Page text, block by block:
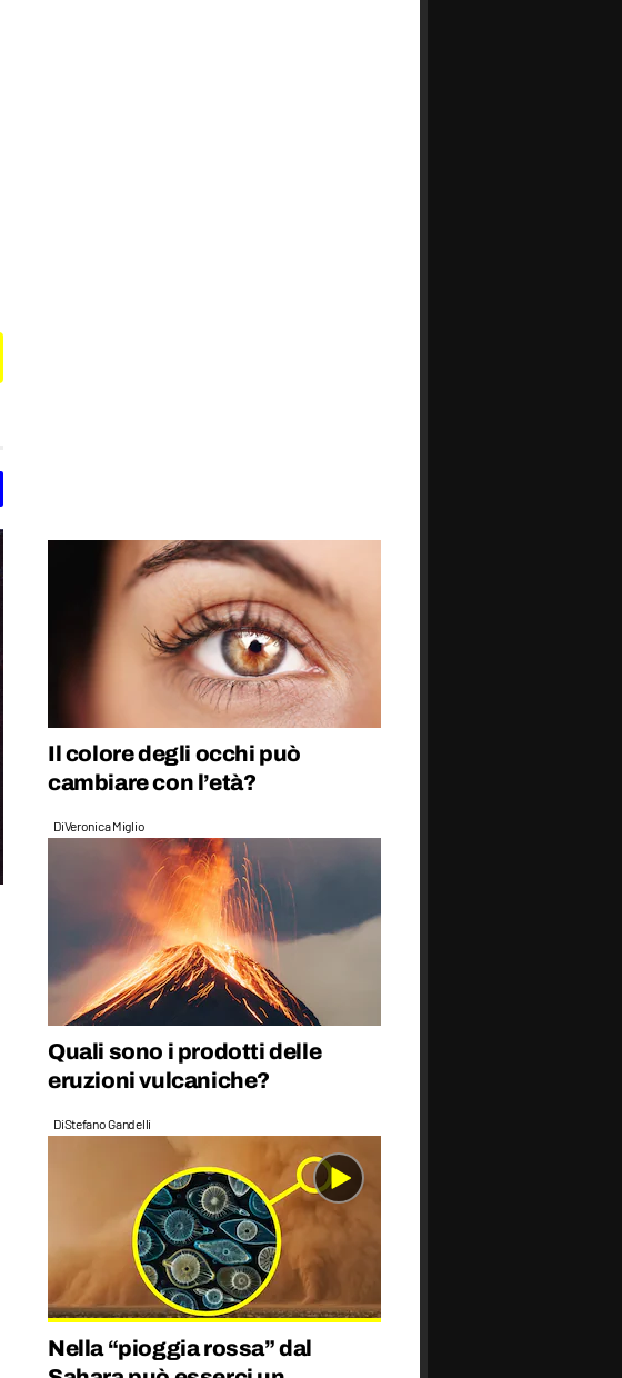
Il colore degli occhi può
cambiare con l’età?
DiVeronica Miglio
Quali sono i prodotti delle
eruzioni vulcaniche?
DiStefano Gandelli
Nella “pioggia rossa” dal